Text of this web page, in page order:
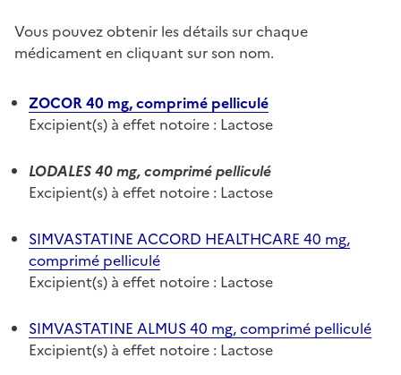
Vous pouvez obtenir les détails sur chaque
médicament en cliquant sur son nom.
ZOCOR 40 mg, comprimé pelliculé
Excipient(s) à effet notoire : Lactose
LODALES 40 mg, comprimé pelliculé
Excipient(s) à effet notoire : Lactose
SIMVASTATINE ACCORD HEALTHCARE 40 mg,
comprimé pelliculé
Excipient(s) à effet notoire : Lactose
SIMVASTATINE ALMUS 40 mg, comprimé pelliculé
Excipient(s) à effet notoire : Lactose